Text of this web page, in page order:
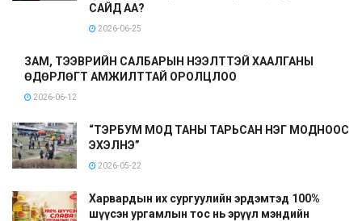
САЙД АА?
2026-06-25
ЗАМ, ТЭЭВРИЙН САЛБАРЫН НЭЭЛТТЭЙ ХААЛГАНЫ
ӨДӨРЛӨГТ АМЖИЛТТАЙ ОРОЛЦЛОО
2026-06-12
“ТЭРБУМ МОД ТАНЫ ТАРЬСАН НЭГ МОДНООС
ЭХЭЛНЭ”
2026-05-22
Харвардын их сургуулийн эрдэмтэд 100%
шүүсэн ургамлын тос нь эрүүл мэндийн